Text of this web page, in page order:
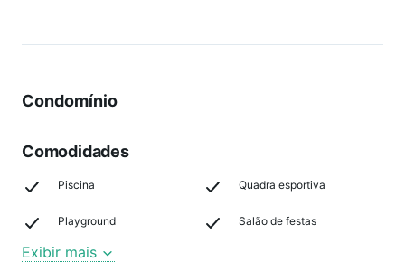
Condomínio
Comodidades
Piscina Quadra esportiva
Playground Salão de festas
Exibir mais